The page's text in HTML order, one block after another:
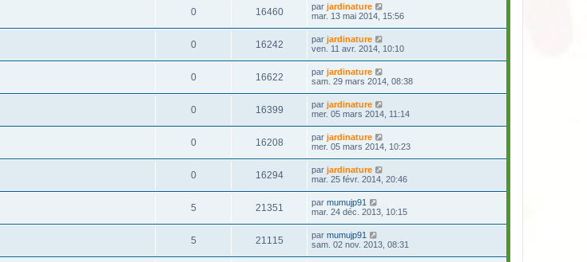
0 16460 par jardinature
mar. 13 mai 2014, 15:56
0 16242 par jardinature
ven. 11 avr. 2014, 10:10
0 16622 par jardinature
sam. 29 mars 2014, 08:38
0 16399 par jardinature
mer. 05 mars 2014, 11:14
0 16208 par jardinature
mer. 05 mars 2014, 10:23
0 16294 par jardinature
mar. 25 févr. 2014, 20:46
5 21351 par mumujp91
mar. 24 déc. 2013, 10:15
5 21115 par mumujp91
sam. 02 nov. 2013, 08:31